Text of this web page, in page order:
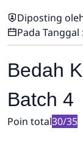
Diposting
Pada Tanggal :
Bedah
Batch 4
Poin total30/35